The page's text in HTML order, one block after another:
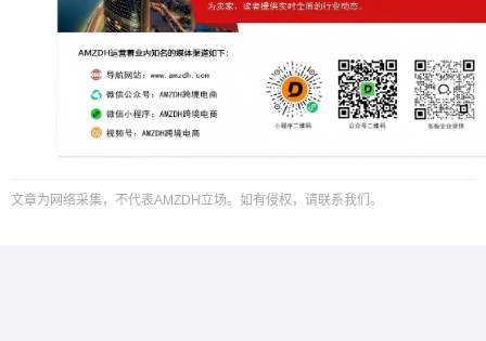
文章为网络采集，不代表AMZDH立场。如有侵权，请联系我们。